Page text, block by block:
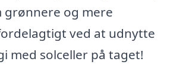
grønnere og mere
ved at udnytte
med solceller på taget!